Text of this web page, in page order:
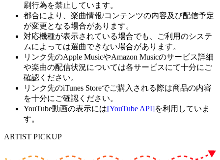
刷行為を禁止しています。
都合により、楽曲情報/コンテンツの内容及び配信予定
が変更となる場合があります。
対応機種が表示されている場合でも、ご利用のシステ
ムによっては選曲できない場合があります。
リンク先のApple MusicやAmazon Musicのサービス詳細
や楽曲の配信状況については各サービスにて十分にご
確認ください。
リンク先のiTunes Storeでご購入される際は商品の内容
を十分にご確認ください。
YouTube動画の表示には[YouTube API]を利用していま
す。
ARTIST PICKUP